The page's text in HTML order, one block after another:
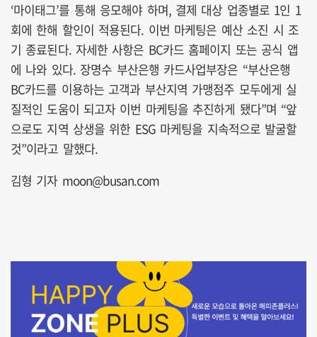
‘마이태그’를 통해 응모해야 하며, 결제 대상 업종별로 1인 1
회에 한해 할인이 적용된다. 이번 마케팅은 예산 소진 시 조
기 종료된다. 자세한 사항은 BC카드 홈페이지 또는 공식 앱
에 나와 있다. 장명수 부산은행 카드사업부장은 “부산은행
BC카드를 이용하는 고객과 부산지역 가맹점주 모두에게 실
질적인 도움이 되고자 이번 마케팅을 추진하게 됐다”며 “앞
으로도 지역 상생을 위한 ESG 마케팅을 지속적으로 발굴할
것”이라고 말했다.
김형 기자 moon@busan.com